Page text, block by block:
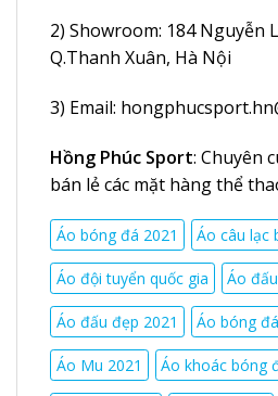
2) Showroom: 184 Nguyễn
Q.Thanh Xuân, Hà Nội
3) Email:
Hồng Phúc Sport: Chuyên
bán lẻ các mặt hàng thể
Áo bóng đá 2021 Áo câu lạc
Áo đội tuyển quốc gia Áo
Áo đấu đẹp 2021 Áo bóng
Áo Mu 2021 Áo khoác bóng